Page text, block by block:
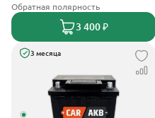
Обратная полярность
3 400 ₽
3 месяца